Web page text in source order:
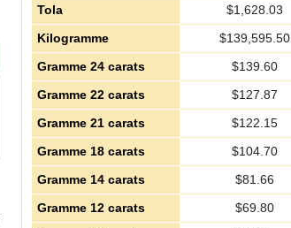
Tola
$1,628.03
Kilogramme
$139,595.50
Gramme 24 carats
$139.60
Gramme 22 carats
$127.87
Gramme 21 carats
$122.15
Gramme 18 carats
$104.70
Gramme 14 carats
$81.66
Gramme 12 carats
$69.80